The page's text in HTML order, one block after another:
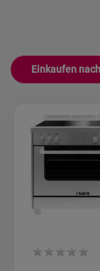
Einkaufen nach